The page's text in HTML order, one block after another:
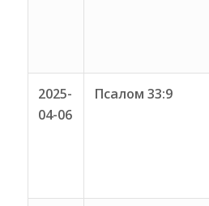
2025-
04-06
Псалом 33:9